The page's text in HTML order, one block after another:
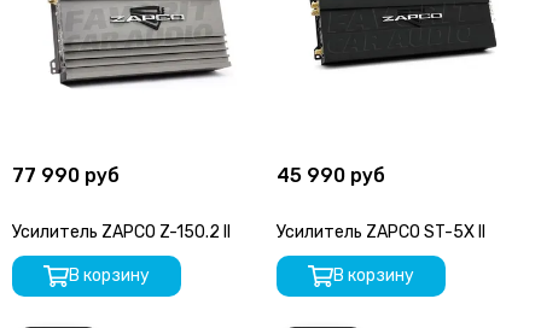
FSD Audio
Focal
Hellion
Ivolga
Incar
Infinity
77 990 руб
Усилитель ZAPCO Z-150.2 II
В корзину
45 990 руб
Усилитель ZAPCO ST-5X II
В корзину